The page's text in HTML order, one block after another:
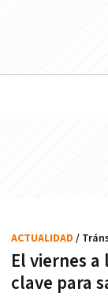
El viernes
clave para
ACTUALIDAD /